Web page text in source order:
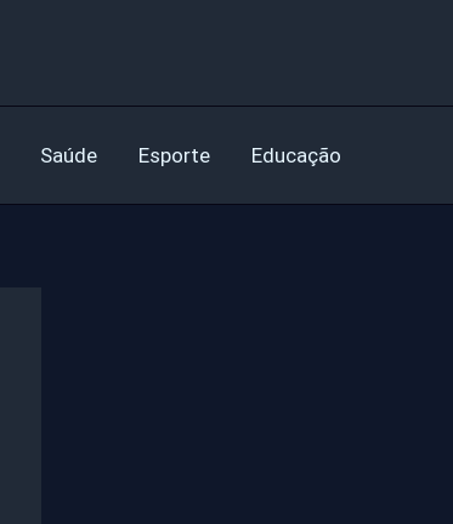
Saúde Esporte Educação